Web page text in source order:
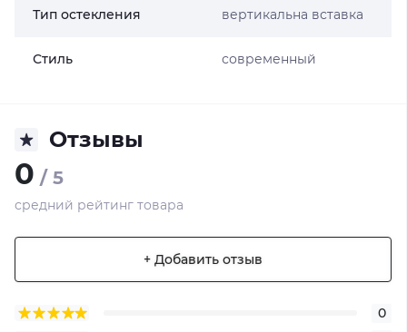
Тип остекления вертикальна вставка
Стиль современный
Отзывы
0 / 5
средний рейтинг товара
+ Добавить отзыв
0